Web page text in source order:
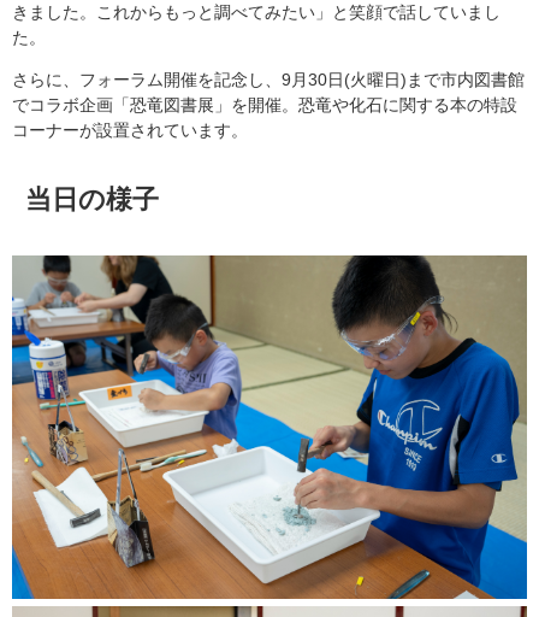
きました。これからもっと調べてみたい」と笑顔で話していまし
た。
さらに、フォーラム開催を記念し、9月30日(火曜日)まで市内図書館
でコラボ企画「恐竜図書展」を開催。恐竜や化石に関する本の特設
コーナーが設置されています。
当日の様子